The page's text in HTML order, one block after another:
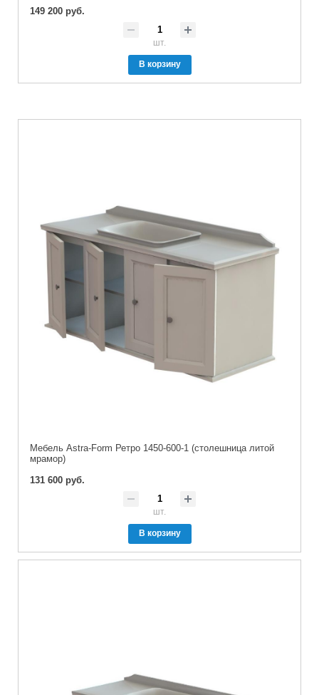
149 200 руб.
шт.
В корзину
Мебель Astra-Form Ретро 1450-600-1 (столешница литой
мрамор)
131 600 руб.
шт.
В корзину